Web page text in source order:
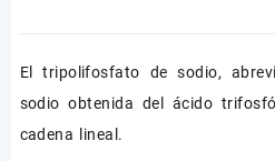
El tripolifosfato de sodio,
sodio obtenida del ácido
cadena lineal.